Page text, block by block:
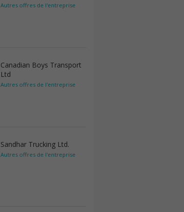
Autres offres de l'entreprise
Canadian Boys Transport
Ltd
Autres offres de l'entreprise
Sandhar Trucking Ltd.
Autres offres de l'entreprise